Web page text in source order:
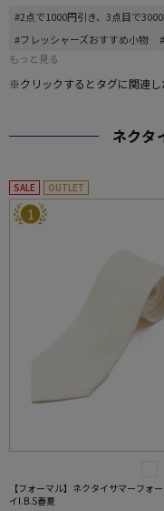
#2点で1000円引き、3点目で
#フレッシャーズおすすめ小物
もっと見る
※クリックするとタグに関連し
ネクタ
SALE OUTLET
1
【フォーマル】ネクタイサマーフォ
イI.B.S春夏